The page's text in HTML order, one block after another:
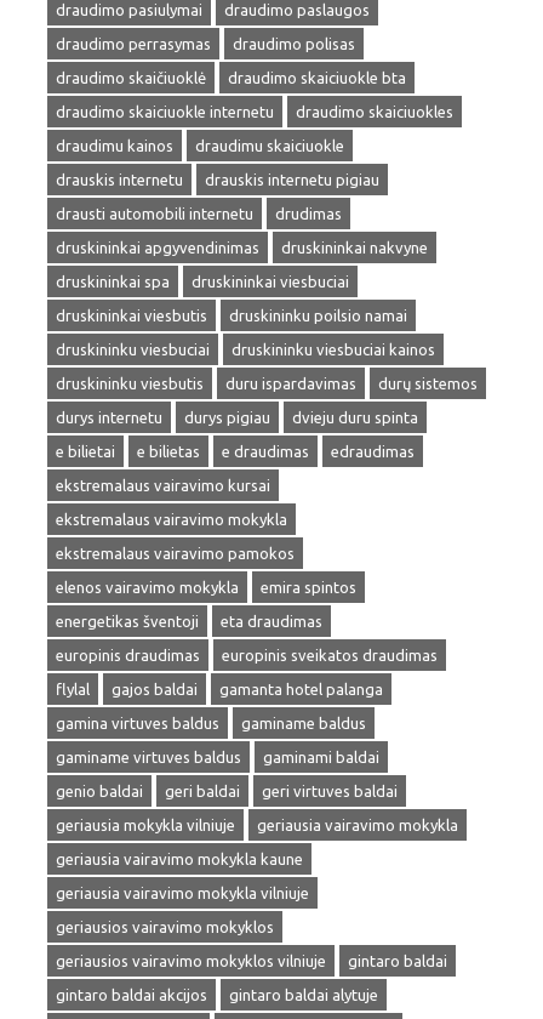
draudimo pasiulymai
draudimo paslaugos
draudimo perrasymas
draudimo polisas
draudimo skaičiuoklė
draudimo skaiciuokle bta
draudimo skaiciuokle internetu
draudimo skaiciuokles
draudimu kainos
draudimu skaiciuokle
drauskis internetu
drauskis internetu pigiau
drausti automobili internetu
drudimas
druskininkai apgyvendinimas
druskininkai nakvyne
druskininkai spa
druskininkai viesbuciai
druskininkai viesbutis
druskininku poilsio namai
druskininku viesbuciai
druskininku viesbuciai kainos
druskininku viesbutis
duru ispardavimas
durų sistemos
durys internetu
durys pigiau
dvieju duru spinta
e bilietai
e bilietas e draudimas
edraudimas
ekstremalaus vairavimo kursai
ekstremalaus vairavimo mokykla
ekstremalaus vairavimo pamokos
elenos vairavimo mokykla
emira spintos
energetikas šventoji
eta draudimas
europinis draudimas
europinis sveikatos draudimas
flylal
gajos baldai
gamanta hotel palanga
gamina virtuves baldus
gaminame baldus
gaminame virtuves baldus
gaminami baldai
genio baldai
geri baldai
geri virtuves baldai
geriausia mokykla vilniuje
geriausia vairavimo mokykla
geriausia vairavimo mokykla kaune
geriausia vairavimo mokykla vilniuje
geriausios vairavimo mokyklos
geriausios vairavimo mokyklos vilniuje
gintaro baldai
gintaro baldai akcijos
gintaro baldai alytuje